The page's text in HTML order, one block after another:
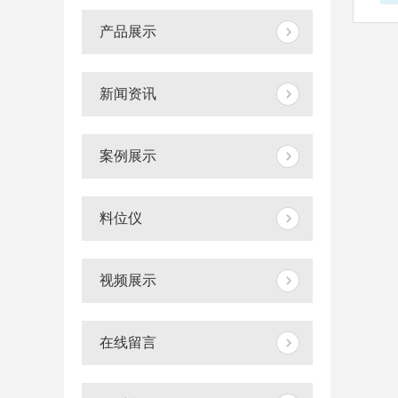
产品展示
新闻资讯
案例展示
料位仪
视频展示
在线留言